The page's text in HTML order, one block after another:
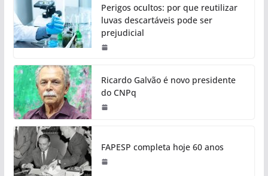
Perigos ocultos: por que reutilizar
luvas descartáveis pode ser
prejudicial
Ricardo Galvão é novo presidente
do CNPq
FAPESP completa hoje 60 anos